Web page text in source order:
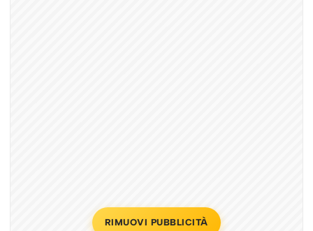
RIMUOVI PUBBLICITÀ